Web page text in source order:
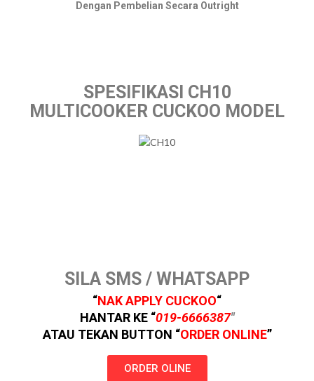
Dengan Pembelian Secara Outright
SPESIFIKASI CH10
MULTICOOKER CUCKOO MODEL
SILA SMS / WHATSAPP
“NAK APPLY CUCKOO“
HANTAR KE “019-6666387″
ATAU TEKAN BUTTON “ORDER ONLINE”
ORDER OLINE